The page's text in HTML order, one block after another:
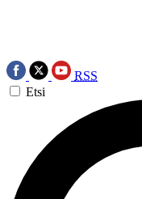
RSS
Etsi